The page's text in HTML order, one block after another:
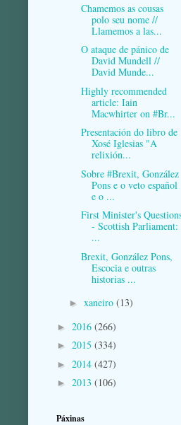
Chamemos as cousas
polo seu nome //
Llamemos a las...
O ataque de pánico de
David Mundell //
David Munde...
Highly recommended
article: Iain
Macwhirter on #Br...
Presentación do libro de
Xosé Iglesias "A
relixión...
Sobre #Brexit, González
Pons e o veto español
e o ...
First Minister's
- Scottish Parliament:
...
Brexit, González Pons,
Escocia e outras
historias ...
► xaneiro (13)
► 2016 (266)
► 2015 (334)
► 2014 (427)
► 2013 (106)
Páxinas